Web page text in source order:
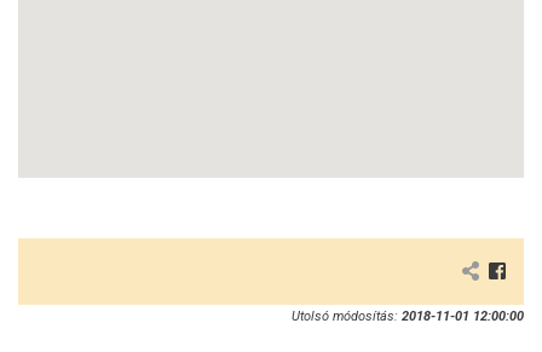
Utolsó módosítás: 2018-11-01 12:00:00